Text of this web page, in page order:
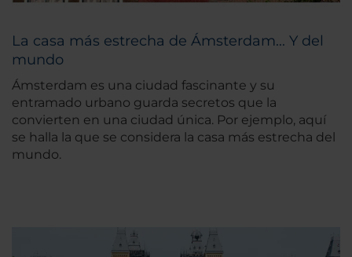
La casa más estrecha de Ámsterdam... Y del
mundo
Ámsterdam es una ciudad fascinante y su
entramado urbano guarda secretos que la
convierten en una ciudad única. Por ejemplo, aquí
se halla la que se considera la casa más estrecha del
mundo.